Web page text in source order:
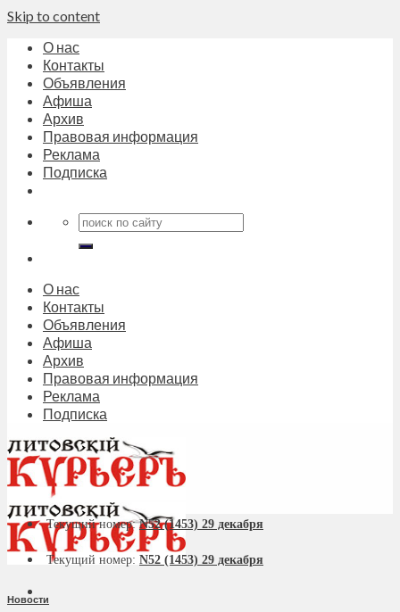
Skip to content
О нас
Контакты
Объявления
Афиша
Архив
Правовая информация
Реклама
Подписка
О нас
Контакты
Объявления
Афиша
Архив
Правовая информация
Реклама
Подписка
Текущий номер:N52 (1453) 29 декабря
Текущий номер: N52 (1453) 29 декабря
Новости